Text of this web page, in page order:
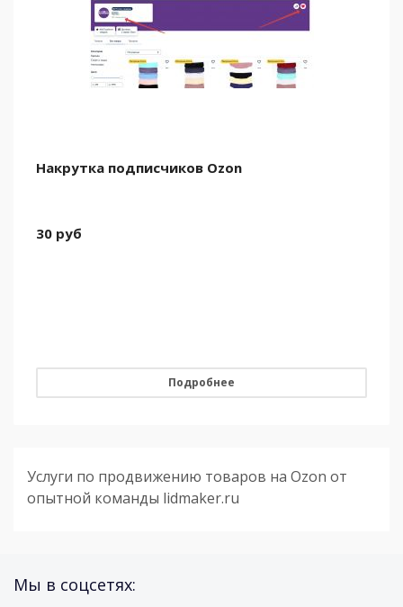
Накрутка подписчиков Ozon
30 руб
Подробнее
Услуги по продвижению товаров на Ozon от
опытной команды lidmaker.ru
Мы в соцсетях: